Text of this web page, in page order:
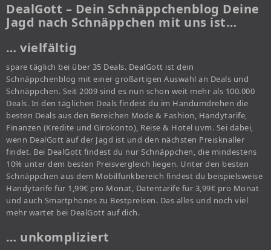
DealGott – Dein Schnäppchenblog Deine
Jagd nach Schnäppchen mit uns ist…
… vielfältig
spare täglich bei über 35 Deals. DealGott ist dein
Schnäppchenblog mit einer großartigen Auswahl an Deals und
Schnäppchen. Seit 2009 sind es nun schon weit mehr als 100.000
Deals. In den täglichen Deals findest du im Handumdrehen die
besten Deals aus den Bereichen Mode & Fashion, Handytarife,
Finanzen (Kredite und Girokonto), Reise & Hotel uvm. Sei dabei,
wenn DealGott auf der Jagd ist und den nächsten Preisknaller
findet. Bei DealGott findest du nur Schnäppchen, die mindestens
10% unter dem besten Preisvergleich liegen. Unter den besten
Schnäppchen aus dem Mobilfunkbereich findest du beispielsweise
Handytarife für 1,99€ pro Monat, Datentarife für 3,99€ pro Monat
und auch Smartphones zu Bestpreisen. Das alles und noch viel
mehr wartet bei DealGott auf dich.
… unkompliziert